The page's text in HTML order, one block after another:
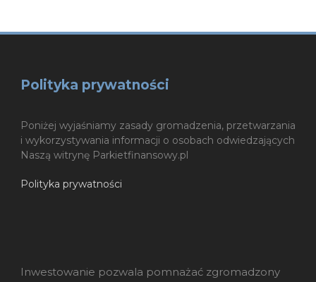
Polityka prywatności
Poniżej wyjaśniamy zasady gromadzenia, przetwarzania
i wykorzystywania informacji o osobach odwiedzających
Naszą witrynę Parkietfinansowy.pl
Polityka prywatności
Inwestowanie pozwala pomnażać zgromadzony